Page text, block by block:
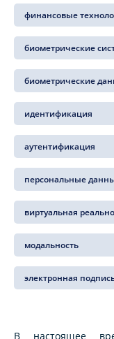
финансовые
биометрические
биометрические
идентификация
аутентификация
персональные
виртуальная
модальность
электронная
В настоящее